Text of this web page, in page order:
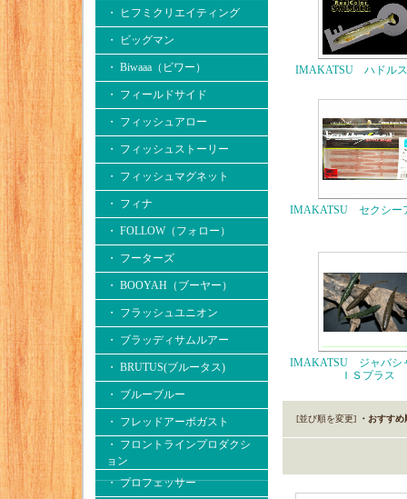
・ ヒフミクリエイティング
・ ビッグマン
・ Biwaaa（ビワー）
・ フィールドサイド
・ フィッシュアロー
・ フィッシュストーリー
・ フィッシュマグネット
・ フィナ
・ FOLLOW（フォロー）
・ フーターズ
・ BOOYAH（ブーヤー）
・ フラッシュユニオン
・ ブラッディサムルアー
・ BRUTUS(ブルータス)
・ ブルーブルー
・ フレッドアーボガスト
・ フロントラインプロダクシ
ョン
・ プロフェッサー
IMAKATSU ハドル
IMAKATSU セクシー
IMAKATSU ジャバ
ＩＳプラス
[並び順を変更] ・おすすめ